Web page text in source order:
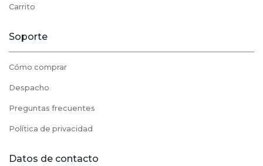
Carrito
Soporte
Cómo comprar
Despacho
Preguntas frecuentes
Política de privacidad
Datos de contacto